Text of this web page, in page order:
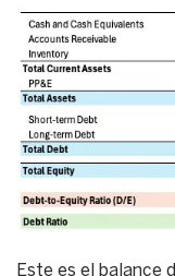
Este es el balance